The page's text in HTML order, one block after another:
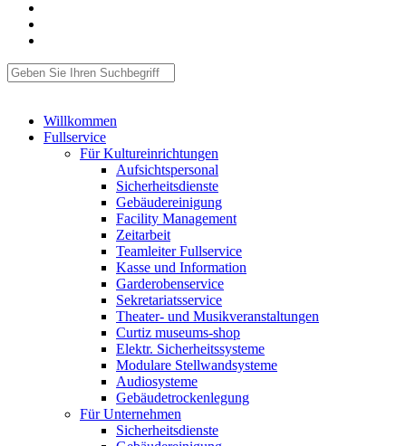
Willkommen
Fullservice
Für Kultureinrichtungen
Aufsichtspersonal
Sicherheitsdienste
Gebäudereinigung
Facility Management
Zeitarbeit
Teamleiter Fullservice
Kasse und Information
Garderobenservice
Sekretariatsservice
Theater- und Musikveranstaltungen
Curtiz museums-shop
Elektr. Sicherheitssysteme
Modulare Stellwandsysteme
Audiosysteme
Gebäudetrockenlegung
Für Unternehmen
Sicherheitsdienste